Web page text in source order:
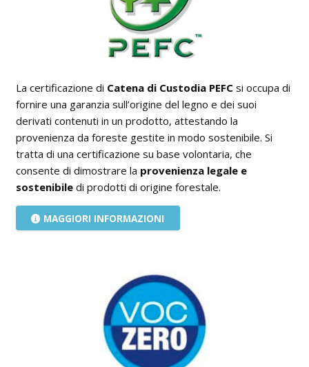
La certificazione di Catena di Custodia PEFCsi occupa di
fornire una garanzia sull’origine del legno e dei suoi
derivati contenuti in un prodotto, attestando la
provenienza da foreste gestite in modo sostenibile. Si
tratta di una certificazione su base volontaria, che
consente di dimostrare la provenienza legale e
sostenibiledi prodotti di origine forestale.
MAGGIORI INFORMAZIONI
App Shiatsu e agopuntura
Outlet